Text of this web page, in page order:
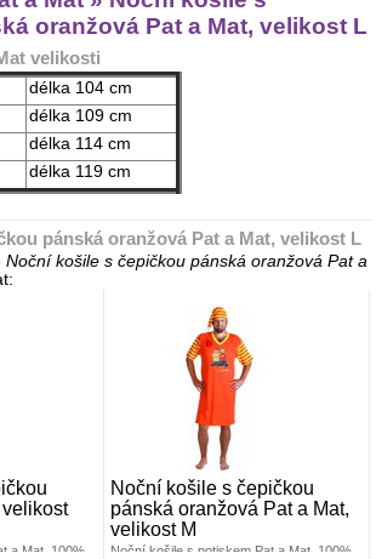
oranžová Pat a Mat, velikost L
velikosti
délka 104 cm
délka 109 cm
délka 114 cm
délka 119 cm
pánská oranžová Pat a Mat, velikost L
Noční košile s čepičkou pánská oranžová Pat a
a Mat. 100%
Noční košile s čepičkou
pánská oranžová Pat a Mat,
velikost M
Noční košile s potiskem Pat a Mat. 100%